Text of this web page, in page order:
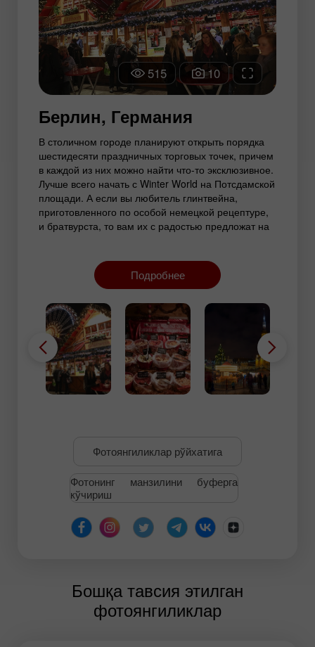
515 10
Берлин, Германия
В столичном городе планируют открыть порядка
шестидесяти праздничных торговых точек, причем
в каждой из них можно найти что-то эксклюзивное.
Лучше всего начать с Winter World на Потсдамской
площади. А если вы любитель глинтвейна,
приготовленного по особой немецкой рецептуре,
и братвурста, то вам их с радостью предложат на
Подробнее
Фотоянгиликлар рўйхатига
Фотонинг манзилини буферга
кўчириш
Бошқа тавсия этилган
фотоянгиликлар